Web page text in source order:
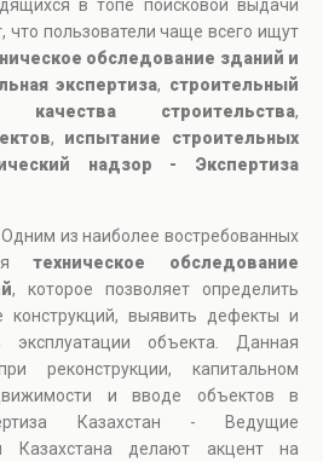
в топе поисковой выдачи
что пользователи чаще всего ищут
обследование зданий и
экспертиза, строительный
качества строительства,
, испытание строительных
надзор - Экспертиза
Одним из наиболее востребованных
техническое обследование
, которое позволяет определить
конструкций, выявить дефекты и
эксплуатации объекта. Данная
реконструкции, капитальном
и вводе объектов в
Казахстан - Ведущие
Казахстана делают акцент на